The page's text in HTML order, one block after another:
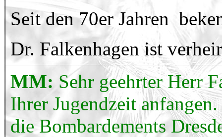
Seit den 70er Jahren
Dr. Falkenhagen ist
MM: Sehr geehrter Herr
Ihrer Jugendzeit
die Bombardements